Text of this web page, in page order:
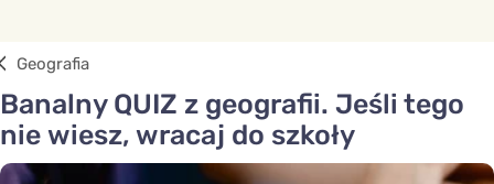
Geografia
Banalny QUIZ z geografii. Jeśli tego
nie wiesz, wracaj do szkoły